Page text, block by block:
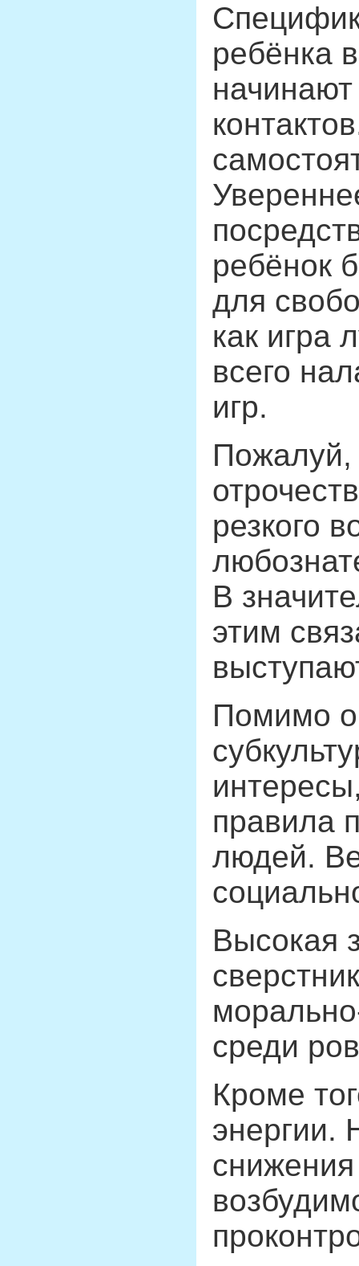
ребёнка
ребёнок
для
как игра
всего
игр.
Пожалуй,
резкого
В
этим
Помимо
правила
людей.
Высокая
среди
Кроме
энергии.